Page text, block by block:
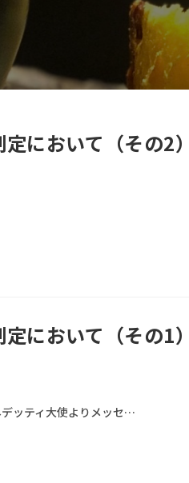
において（その2）
において（その1）
ッティ大使よりメッセ…